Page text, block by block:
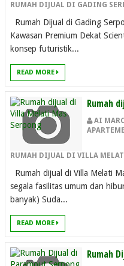
RUMAH DIJUAL DI GADING
Rumah Dijual di Gading
Kawasan Premium Dekat
konsep futuristik...
READ MORE
Rumah
AI
RUMAH DIJUAL DI VILLA
Rumah dijual di Villa Melati
segala fasilitas umum dan
banyak) Suda...
READ MORE
Rumah